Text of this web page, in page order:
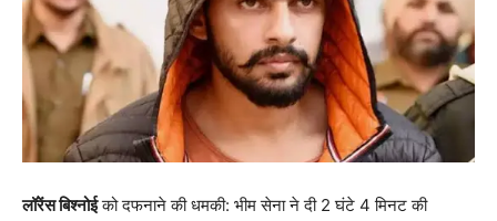
लॉरेंस बिश्नोईको दफनाने की धमकी: भीम सेना ने दी 2 घंटे 4 मिनट की